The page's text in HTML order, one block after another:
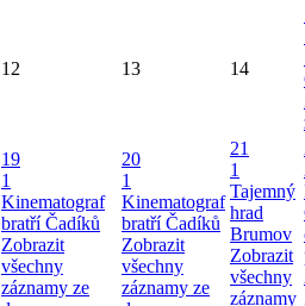
12 13 14
19
1
Kinematograf
bratří Čadíků
Zobrazit
všechny
záznamy ze
20
1
Kinematograf
bratří Čadíků
Zobrazit
všechny
záznamy ze
21
1
Tajemný
hrad
Brumov
Zobrazit
všechny
záznamy